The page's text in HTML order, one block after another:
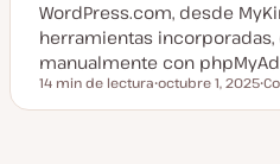
i
z
a
d
a
WordPress.com, desde
herramientas incorporadas,
manualmente con
Tiempo de lectura
14 min de lectura
e
octubre 1, 2025
e